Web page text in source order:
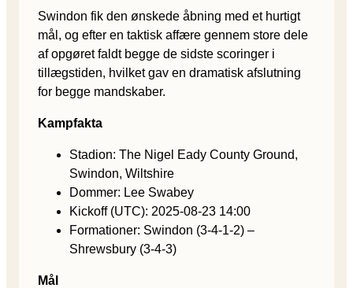
Swindon fik den ønskede åbning med et hurtigt
mål, og efter en taktisk affære gennem store dele
af opgøret faldt begge de sidste scoringer i
tillægstiden, hvilket gav en dramatisk afslutning
for begge mandskaber.
Kampfakta
Stadion: The Nigel Eady County Ground,
Swindon, Wiltshire
Dommer: Lee Swabey
Kickoff (UTC): 2025-08-23 14:00
Formationer: Swindon (3-4-1-2) –
Shrewsbury (3-4-3)
Mål